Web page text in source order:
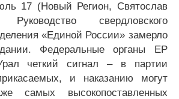
17 (Новый Регион, Святослав
свердловского
«Единой России» замерло
Федеральные органы ЕР
четкий сигнал – в партии
и наказанию могут
самых высокопоставленных